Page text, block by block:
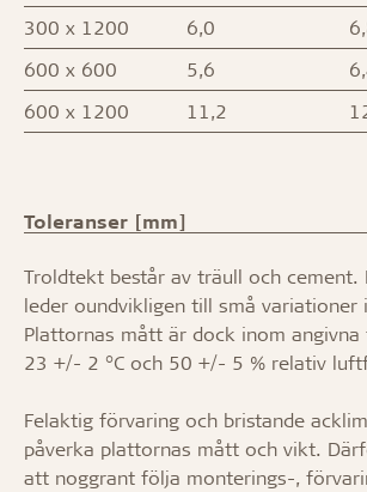
300 x 1200
6,0
600 x 600
5,6
600 x 1200
11,2
Toleranser [mm]
Troldtekt består av träull och cement.
leder oundvikligen till små variationer
Plattornas mått är dock inom
23 +/- 2 °C och 50 +/- 5 % relativ
Felaktig förvaring och bristande
påverka plattornas mått och vikt.
att noggrant följa monterings-,